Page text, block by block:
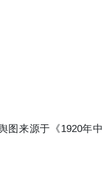
图来源于《1920年中